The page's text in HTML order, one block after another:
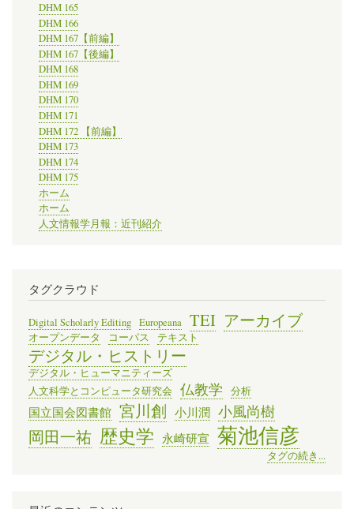
DHM 165
DHM 166
DHM 167【前編】
DHM 167【後編】
DHM 168
DHM 169
DHM 170
DHM 171
DHM 172 【前編】
DHM 173
DHM 174
DHM 175
ホーム
ホーム
人文情報学月報：近刊紹介
タグクラウド
Digital Scholarly Editing Europeana TEI アーカイブ
オープンデータ コーパス テキスト
デジタル・ヒストリー
デジタル・ヒューマニティーズ
人文科学とコンピュータ研究会
仏教学 分析
国立国会図書館 宮川創 小川潤 小風尚樹
岡田一祐 歴史学 永崎研宣 菊池信彦
タグの続き...